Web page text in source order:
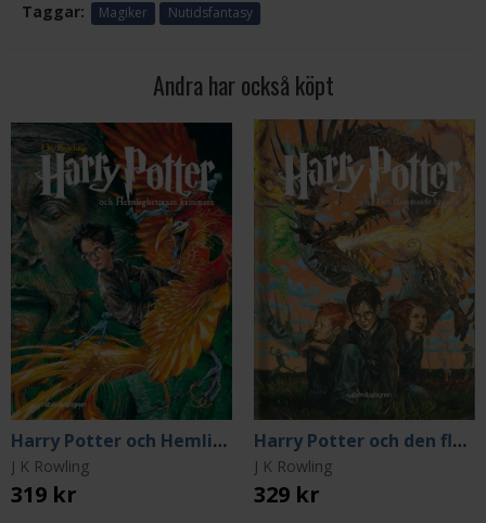
Taggar: Magiker Nutidsfantasy
Andra har också köpt
Harry Potter och Hemligheternas kammare
J K Rowling
319 kr
Harry Potter och den flammande bägaren
J K Rowling
329 kr